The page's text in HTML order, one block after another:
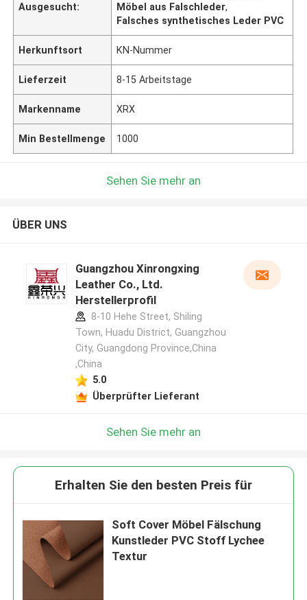
Ausgesucht:
Möbel aus Falschleder,
Falsches synthetisches Leder PVC
Herkunftsort KN-Nummer
Lieferzeit 8-15 Arbeitstage
Markenname XRX
Min Bestellmenge 1000
Sehen Sie mehr an
ÜBER UNS
Guangzhou Xinrongxing
Leather Co., Ltd.
Herstellerprofil
8-10 Hehe Street, Shiling
Town, Huadu District, Guangzhou
City, Guangdong Province,China
,China
5.0
Überprüfter Lieferant
Sehen Sie mehr an
Erhalten Sie den besten Preis für
Soft Cover Möbel Fälschung
Kunstleder PVC Stoff Lychee
Textur